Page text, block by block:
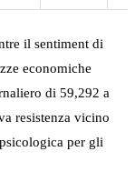
il sentiment di
economiche
di 59,292 a
resistenza vicino
per gli